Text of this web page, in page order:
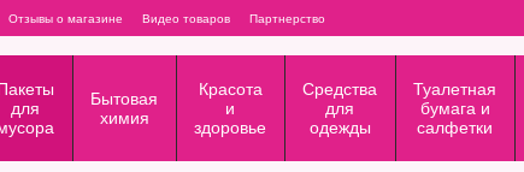
Отзывы о магазине Видео товаров Партнерство
для
Бытовая
химия
Красота
и
здоровье
Средства
для
одежды
Туалетная
бумага и
салфетки